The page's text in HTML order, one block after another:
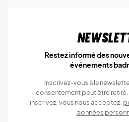
Restez informé des
événements
Inscrivez-vous à la
consentement peut être
inscrivez, vous nous acceptez.
données